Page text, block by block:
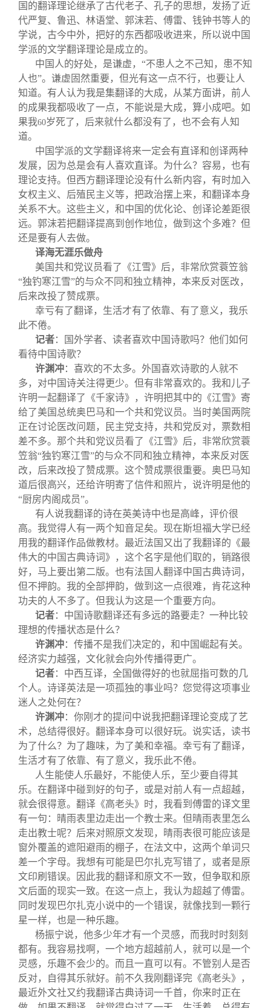
国的翻译理论继承了古代老子、孔子的思想，发扬了近
代严复、鲁迅、林语堂、郭沫若、傅雷、钱钟书等人的
学说，古今中外，把好的东西都吸收进来，所以说中国
学派的文学翻译理论是成立的。
中国人的好处，是谦虚，“不患人之不己知，患不知
人也”。谦虚固然重要，但光有这一点不行，也要让人
知道。有人认为我是集翻译的大成，从某方面讲，前人
的成果我都吸收了一点，不能说是大成，算小成吧。如
果我60岁死了，后来就什么都没有了，也不会有人知
道。
中国学派的文学翻译将来一定会有直译和创译两种
发展，因为总是会有人喜欢直译。为什么？容易，也有
理论支持。但西方翻译理论没有什么新内容，有时加入
女权主义、后殖民主义等，把政治摆上来，和翻译本身
关系不大。这些主义，和中国的优化论、创译论差距很
远。郭沫若把翻译提高到创作地位，做到这个多难？但
还是要有人去做。
译海无涯乐做舟
美国共和党议员看了《江雪》后，非常欣赏蓑笠翁
“独钓寒江雪”的与众不同和独立精神，本来反对医改，
后来改投了赞成票。
幸亏有了翻译，生活才有了依靠、有了意义，我乐
此不倦。
记者：国外学者、读者喜欢中国诗歌吗？他们如何
看待中国诗歌？
许渊冲：喜欢的不太多。外国喜欢诗歌的人就不
多，对中国诗关注得更少。但有非常喜欢的。我和儿子
许明一起翻译了《千家诗》，许明把其中的《江雪》寄
给了美国总统奥巴马和一个共和党议员。当时美国两院
正在讨论医改问题，民主党支持，共和党反对，票数相
差不多。那个共和党议员看了《江雪》后，非常欣赏蓑
笠翁“独钓寒江雪”的与众不同和独立精神，本来反对医
改，后来改投了赞成票。这个赞成票很重要。奥巴马知
道后很高兴，还给许明寄了信件和照片，说许明是他的
“厨房内阁成员”。
有人说我翻译的诗在英美诗中也是高峰，评价很
高。我觉得人有一两个知音足矣。现在斯坦福大学已经
用我的翻译作品做教材。最近法国又出了我翻译的《最
伟大的中国古典诗词》，这个名字是他们取的，销路很
好，马上要出第二版。也有法国人翻译中国古典诗词，
但不押韵。我的全部押韵，做到这一点很难，肯花这种
功夫的人不多了。但我认为这是一个重要方向。
记者：中国诗歌翻译还有多远的路要走？一种比较
理想的传播状态是什么？
许渊冲：传播不是我们决定的，和中国崛起有关。
经济实力越强，文化就会向外传播得更广。
记者：中西互译，全国做得好的也就屈指可数的几
个人。诗译英法是一项孤独的事业吗？您觉得这项事业
迷人之处何在？
许渊冲：你刚才的提问中说我把翻译理论变成了艺
术，总结得很好。翻译本身可以很好玩。说实话，读书
为了什么？为了趣味，为了美和幸福。幸亏有了翻译，
生活才有了依靠、有了意义，我乐此不倦。
人生能使人乐最好，不能使人乐，至少要自得其
乐。在翻译中碰到好的句子，或是对前人有一点超越，
就会很得意。翻译《高老头》时，我看到傅雷的译文里
有一句：晴雨表里边走出一个教士来。但晴雨表里怎么
走出教士呢？后来对照原文发现，晴雨表很可能应该是
窗外覆盖的遮阳避雨的棚子，在法文中，这两个单词只
差一个字母。我想有可能是巴尔扎克写错了，或者是原
文印刷错误。因此我的翻译和原文不一致，但争取和原
文后面的现实一致。在这一点上，我认为超越了傅雷。
同时发现巴尔扎克小说中的一个错误，就像找到一颗行
星一样，也是一种乐趣。
杨振宁说，他多少年才有一个灵感，而我时时刻刻
都有。我容易找啊，一个地方超越前人，就可以是一个
灵感，乐趣不会少的。而且一直可以有。不管别人是否
反对，自得其乐就好。前不久我刚翻译完《高老头》，
最近外文社又约我翻译古典诗词一千首，你来时正在